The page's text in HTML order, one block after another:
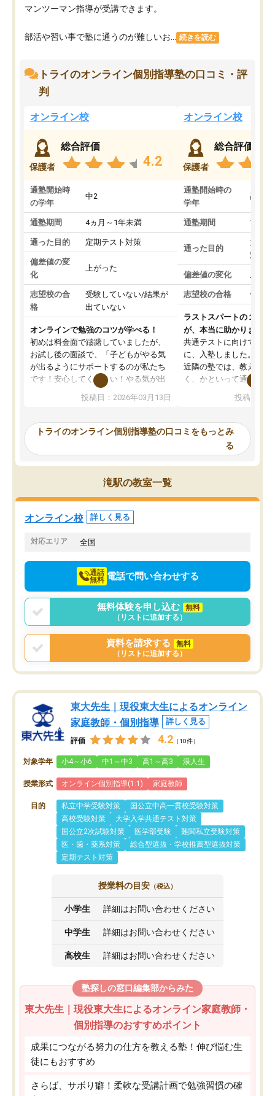
マンツーマン指導が受講できます。
部活や習い事で塾に通うのが難しいお... 続きを読む
トライのオンライン個別指導塾の口コミ・評
判
オンライン校
保護者
総合評価
4.2
通塾開始時
の学年
中2
通塾期間 4ヵ月～1年未満
通った目的 定期テスト対策
偏差値の変
化
上がった
志望校の合
格
受験していない/結果が
出ていない
オンラインで勉強のコツが学べる！
初めは料金面で躊躇していましたが、
お試し後の面談で、「子どもがやる気
が出るようにサポートするのが私たち
です！安心してください！やる気が出
ないのは私たち講師の責任です」と言
ってくださり、確かに！と考えて、思
ったんですが、学生の先生から学ぶこ
み、徐々に成績が上がったらいいなと
思っていました。何が今足りないのか
を的確に指導いただき、子どももびっ
くりするほど楽しんでやる気を持って
塾を受けています。狙い通り、少しず
つ成績も上がり、苦手意識も無くなっ
てきたので、さらに苦手な数学も追加
でお願いしました。来年の高校受験に
投稿日：2026年03月13日
オンライン校
保護者
総合評価
通塾開始時の
学年
高3
通塾期間 1～3
通った目的
大学
対策
偏差値の変化
志望校の合格 合格
ラストスパートの１か月
が、本当に助かりました
共通テストに向けての追
に、入塾しました。田舎
近隣の塾では、教えても
く、かといって通うには
可能なので本当に助か
らないところをピンポイ
頂いて、とてもわかり
していました。一生を
スト、多少お金がかかっ
投稿日：
トライのオンライン個別指導塾の口コミをもっとみ
る
滝駅の教室一覧
オンライン校 詳しく見る
対応エリア 全国
通話
無料 電話で問い合わせする
無料体験を申し込む
無料
（リストに追加する）
資料を請求する
無料
（リストに追加する）
東大先生｜現役東大生によるオンライン
家庭教師・個別指導
詳しく見る
評価 4.2 （10件）
対象学年 小4～小6 中1～中3 高1～高3 浪人生
授業形式 オンライン個別指導(1:1) 家庭教師
目的 私立中学受験対策
国公立中高一貫校受験対策
高校受験対策
大学入学共通テスト対策
国公立2次試験対策
医学部受験
難関私立受験対策
医・歯・薬系対策
総合型選抜・学校推薦型選抜対策
定期テスト対策
授業料の目安 （税込）
小学生 詳細はお問い合わせください
中学生 詳細はお問い合わせください
高校生 詳細はお問い合わせください
塾探しの窓口編集部からみた
東大先生｜現役東大生によるオンライン家庭教師・
個別指導のおすすめポイント
成果につながる努力の仕方を教える塾！伸び悩む生
徒にもおすすめ
さらば、サボり癖！柔軟な受講計画で勉強習慣の確